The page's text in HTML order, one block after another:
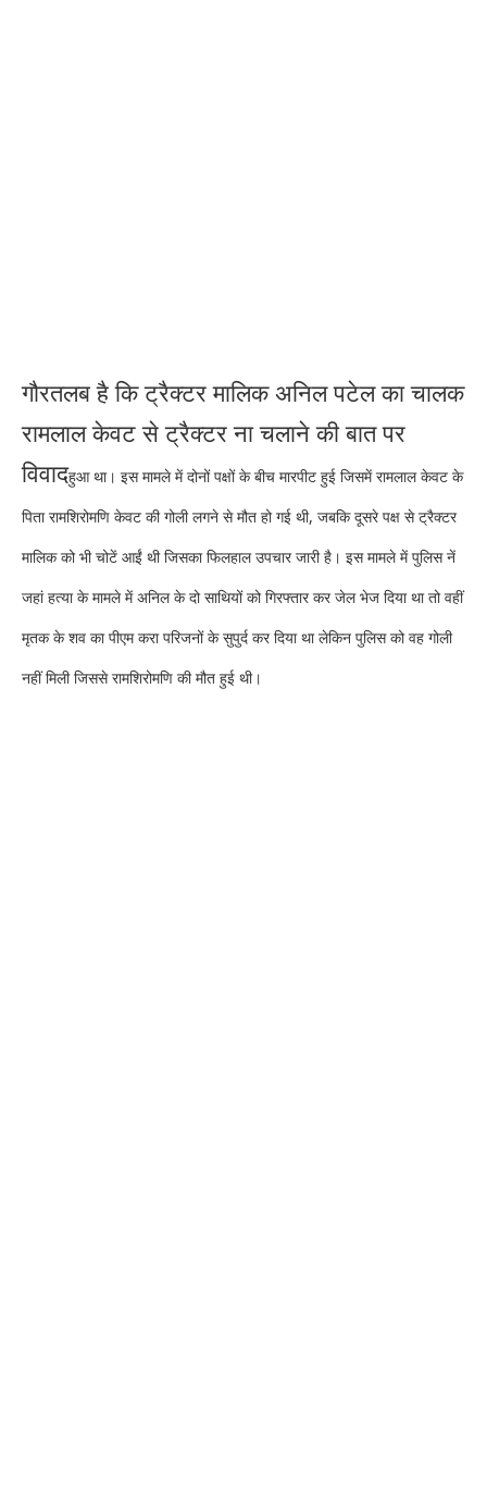
गौरतलब है कि ट्रैक्टर मालिक अनिल पटेल का चालक
रामलाल केवट से ट्रैक्टर ना चलाने की बात पर
विवादहुआ था। इस मामले में दोनों पक्षों के बीच मारपीट हुई जिसमें रामलाल केवट के
पिता रामशिरोमणि केवट की गोली लगने से मौत हो गई थी, जबकि दूसरे पक्ष से ट्रैक्टर
मालिक को भी चोटें आईं थी जिसका फिलहाल उपचार जारी है। इस मामले में पुलिस नें
जहां हत्या के मामले में अनिल के दो साथियों को गिरफ्तार कर जेल भेज दिया था तो वहीं
मृतक के शव का पीएम करा परिजनों के सुपुर्द कर दिया था लेकिन पुलिस को वह गोली
नहीं मिली जिससे रामशिरोमणि की मौत हुई थी।